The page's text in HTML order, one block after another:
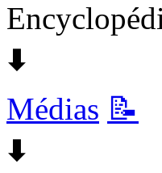
🠯
Médias 📝
🠯